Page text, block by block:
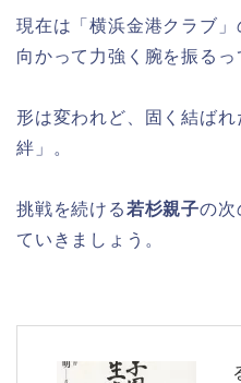
現在は「横浜金港クラブ
向かって力強く腕を振るっ
形は変われど、固く結ば
絆」。
挑戦を続ける若杉親子の次
ていきましょう。